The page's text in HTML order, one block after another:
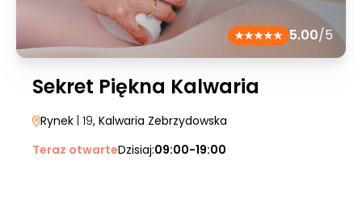
5.00/5
Sekret Piękna Kalwaria
Rynek | 19, Kalwaria Zebrzydowska
Teraz otwarteDzisiaj:09:00-19:00